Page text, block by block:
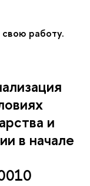
работу.
и
в начале